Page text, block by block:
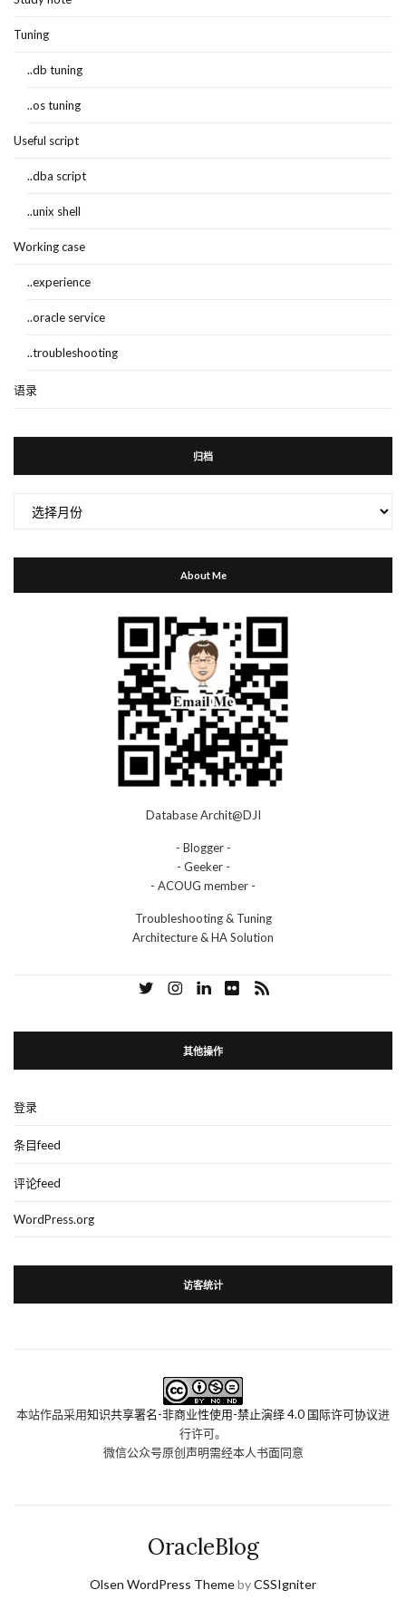
Tuning
..db tuning
..os tuning
Useful script
..dba script
..unix shell
Working case
..experience
..oracle service
..troubleshooting
语录
归档
About Me
Database Archit@DJI
- Blogger -
- Geeker -
- ACOUG member -
Troubleshooting & Tuning
Architecture & HA Solution
其他操作
登录
条目feed
评论feed
WordPress.org
访客统计
本站作品采用知识共享署名-非商业性使用-禁止演绎 4.0 国际许可协议进
行许可。
微信公众号原创声明需经本人书面同意
OracleBlog
Olsen WordPress ThemebyCSSIgniter